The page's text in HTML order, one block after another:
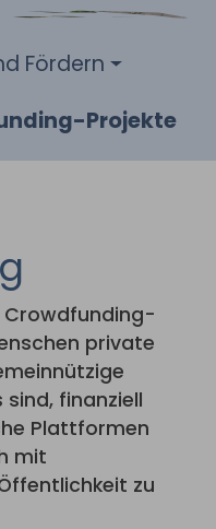
Fördern
Projekte
Crowdfunding-
private
finanziell
Plattformen
mit
zu